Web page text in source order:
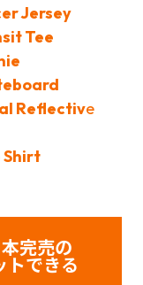
Jersey
Tee
Reflective
Shirt
完売の
トできる